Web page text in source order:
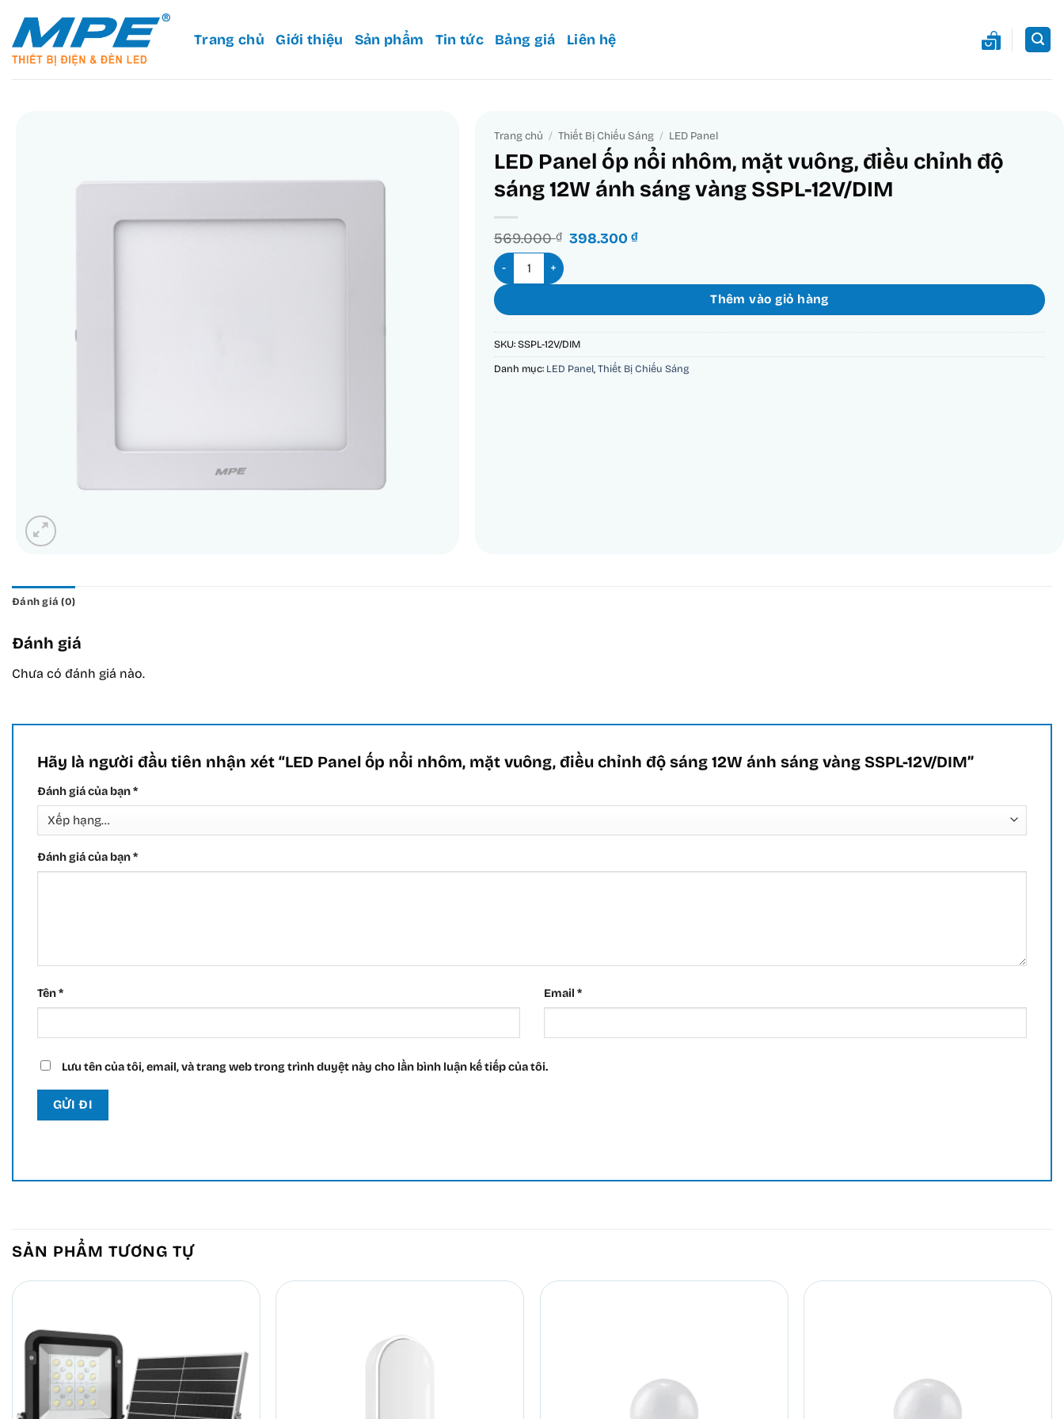
qua
nội
dung
Trang chủ Giới thiệu Sản phẩm Tin tức Bảng giá Liên hệ
Trang chủ / Thiết Bị Chiếu Sáng / LED Panel
LED Panel ốp nổi nhôm, mặt vuông, điều chỉnh độ
sáng 12W ánh sáng vàng SSPL-12V/DIM
569.000₫ Giá
569.000 ₫.
398.300₫Giá
là:
398.300 ₫.
LED Panel ốp nổi nhôm, mặt vuông, điều chỉnh độ sáng 12W ánh sáng vàng SSPL-12V/DIM số lượng
Thêm vào giỏ hàng
SKU: SSPL-12V/DIM
Danh mục: LED Panel Thiết Bị Chiếu Sáng
Đánh giá (0)
Đánh giá
Chưa có đánh giá nào.
Hãy là người đầu tiên nhận xét “LED Panel ốp nổi nhôm, mặt vuông, điều chỉnh độ sáng 12W ánh sáng vàng SSPL-12V/DIM”
Đánh giá của bạn*
Đánh giá của bạn*
Tên* Email *
Lưu tên của tôi, email, và trang web trong trình duyệt này cho lần bình luận kế tiếp của tôi.
SẢN PHẨM TƯƠNG TỰ